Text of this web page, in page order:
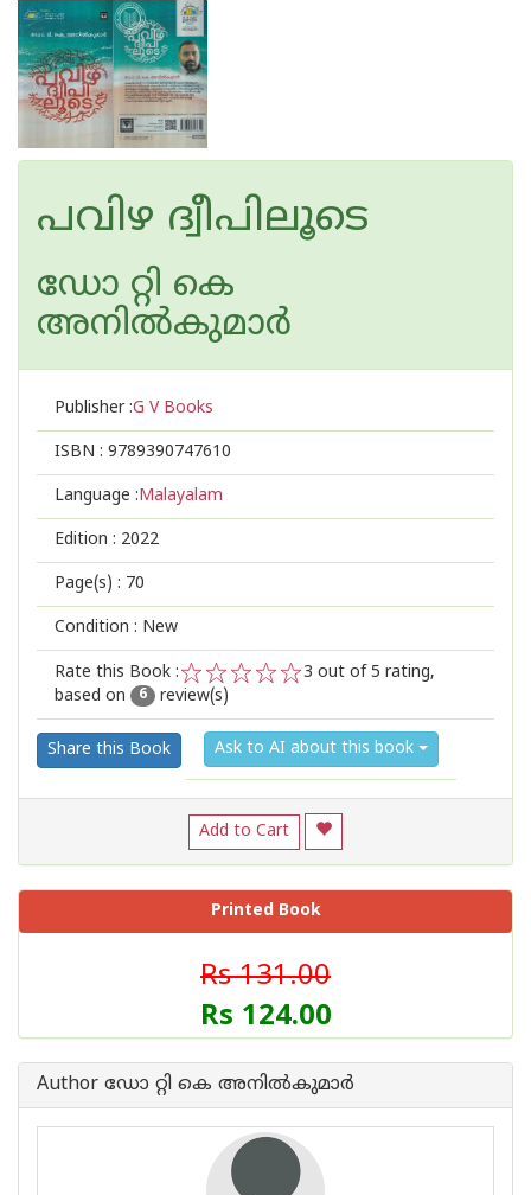
പവിഴ ദ്വീപിലൂടെ
ഡോ റ്റി കെ
അനില്‍കുമാര്‍
Publisher :G V Books
ISBN : 9789390747610
Language :Malayalam
Edition : 2022
Page(s) : 70
Condition : New
Rate this Book :
2
1
3 out of 5 rating,
based on
6 review(s)
Share this Book Ask to AI about this book
Add to Cart
Printed Book
Rs 131.00
Rs 124.00
Author ഡോ റ്റി കെ അനില്‍കുമാര്‍